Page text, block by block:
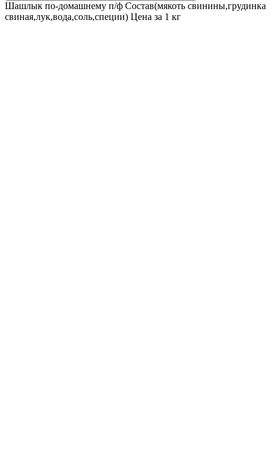
Шашлык по-домашнему п/ф Состав(мякоть свинины,грудинка
свиная,лук,вода,соль,специи) Цена за 1 кг